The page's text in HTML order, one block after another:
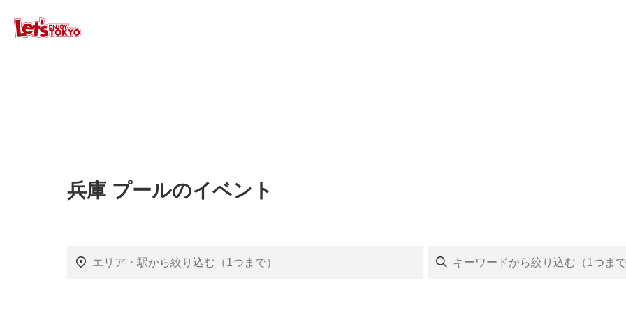
兵庫 プールのイベント